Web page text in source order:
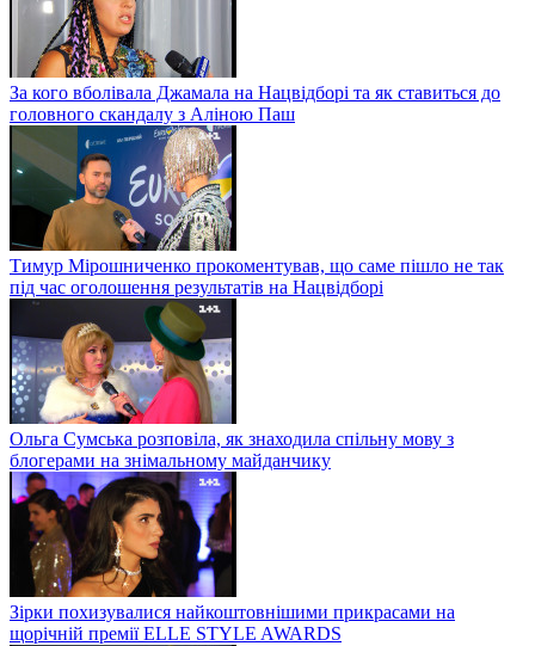
За кого вболівала Джамала на Нацвідборі та як ставиться до
головного скандалу з Аліною Паш
Тимур Мірошниченко прокоментував, що саме пішло не так
під час оголошення результатів на Нацвідборі
Ольга Сумська розповіла, як знаходила спільну мову з
блогерами на знімальному майданчику
Зірки похизувалися найкоштовнішими прикрасами на
щорічній премії ELLE STYLE AWARDS